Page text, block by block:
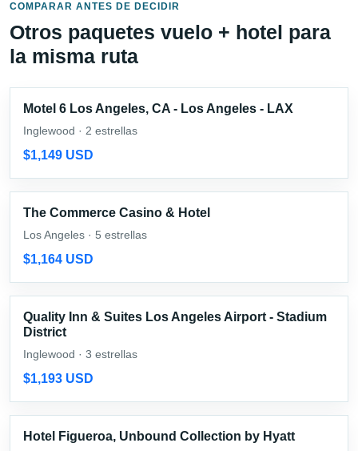
COMPARAR ANTES DE DECIDIR
Otros paquetes vuelo + hotel para
la misma ruta
Motel 6 Los Angeles, CA - Los Angeles - LAX
Inglewood · 2 estrellas
$1,149 USD
The Commerce Casino & Hotel
Los Angeles · 5 estrellas
$1,164 USD
Quality Inn & Suites Los Angeles Airport - Stadium
District
Inglewood · 3 estrellas
$1,193 USD
Hotel Figueroa, Unbound Collection by Hyatt